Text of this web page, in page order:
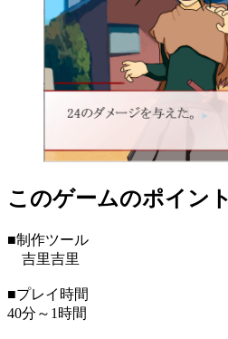
このゲームのポイント
■制作ツール
吉里吉里
■プレイ時間
40分～1時間